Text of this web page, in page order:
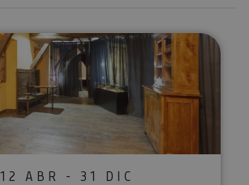
Visitez le monastère d’Urdax et
12 ABR - 31 DIC